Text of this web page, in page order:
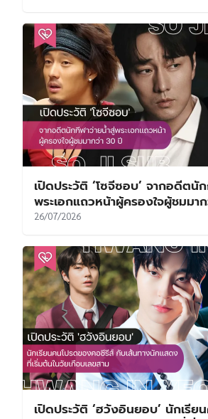
เปิดประวัติ ‘โซจีซอบ’ จากอดีตนั
พระเอกแถวหน้าผู้ครองใจผู้ชมมา
26/07/2026
เปิดประวัติ ‘ฮวังอินยอบ’ นักเรีย